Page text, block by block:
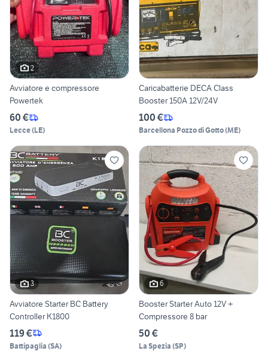
2
Avviatore e compressore
Powertek
60 €
Lecce(LE)
Caricabatterie DECA Class
Booster 150A 12V/24V
100 €
Barcellona Pozzo di Gotto(ME)
3
Avviatore Starter BC Battery
Controller K1800
119 €
Battipaglia (SA)
6
Booster Starter Auto 12V +
Compressore 8 bar
50 €
La Spezia (SP)